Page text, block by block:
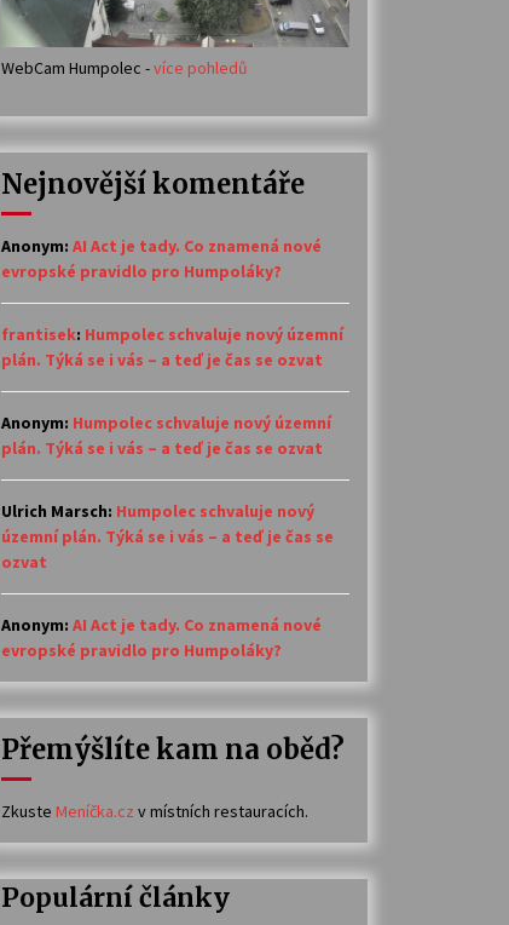
23. 7. 2026
14. 7. 2026
30. 6. 2026
WebCam Humpolec -více pohledů
Nejnovější komentáře
Anonym: AI Act je tady. Co znamená nové
evropské pravidlo pro Humpoláky?
frantisek: Humpolec schvaluje nový územní
plán. Týká se i vás – a teď je čas se ozvat
Anonym: Humpolec schvaluje nový územní
plán. Týká se i vás – a teď je čas se ozvat
Ulrich Marsch: Humpolec schvaluje nový
územní plán. Týká se i vás – a teď je čas se
ozvat
Anonym: AI Act je tady. Co znamená nové
evropské pravidlo pro Humpoláky?
Přemýšlíte kam na oběd?
Zkuste Meníčka.cz v místních restauracích.
Populární články